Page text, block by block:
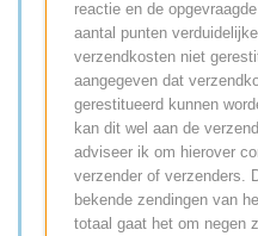
reactie en de
aantal punten
verzendkosten niet
aangegeven dat
gerestitueerd kunnen
kan dit wel aan de
adviseer ik om hierover
verzender of verzenders.
bekende zendingen van
totaal gaat het om negen